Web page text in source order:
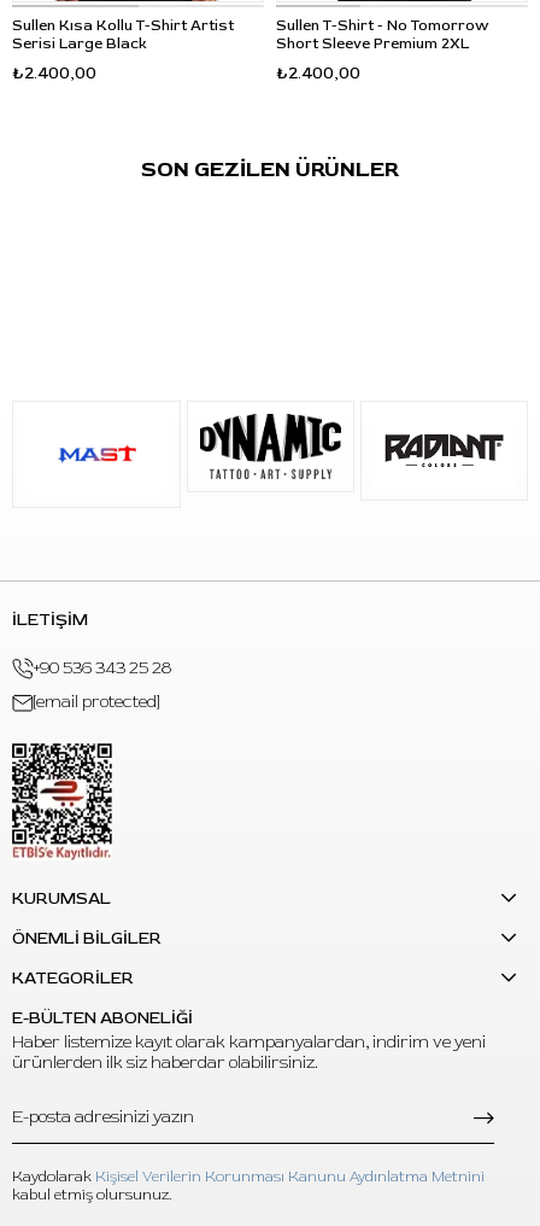
Sullen Kısa Kollu T-Shirt Artist
Serisi Large Black
₺2.400,00
Sullen T-Shirt - No Tomorrow
Short Sleeve Premium 2XL
₺2.400,00
SON GEZİLEN ÜRÜNLER
İLETİŞİM
+90 536 343 25 28
[email protected]
KURUMSAL
ÖNEMLİ BİLGİLER
KATEGORİLER
E-BÜLTEN ABONELİĞİ
Haber listemize kayıt olarak kampanyalardan, indirim ve yeni
ürünlerden ilk siz haberdar olabilirsiniz.
Kaydolarak Kişisel Verilerin Korunması Kanunu Aydınlatma Metnini
kabul etmiş olursunuz.